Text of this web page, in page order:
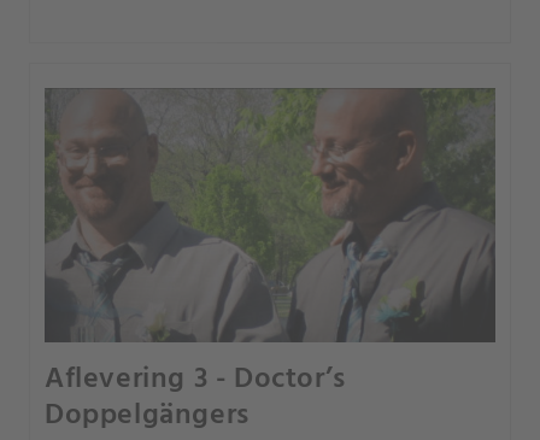
Aflevering 3 - Doctor’s
Doppelgängers